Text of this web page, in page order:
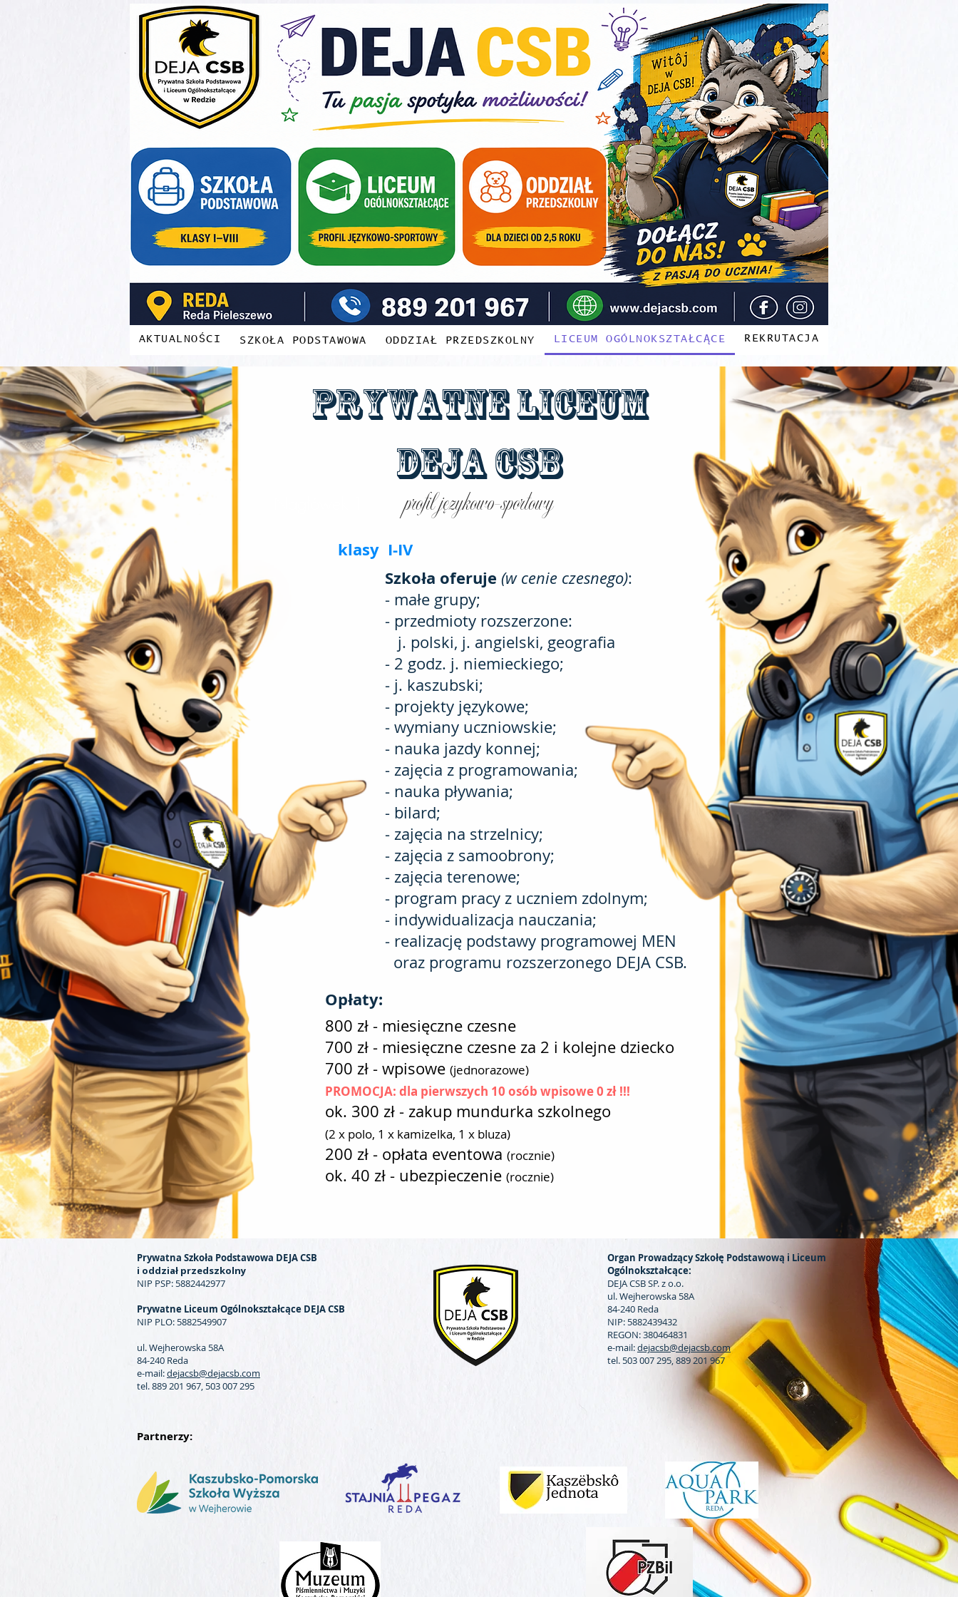
AKTUALNOŚCI SZKOŁA PODSTAWOWA ODDZIAŁ PRZEDSZKOLNY LICEUM OGÓLNOKSZTAŁCĄCE REKRUTACJA
Prywatne Liceum
DEJA CSB
profil językowo-sportowy
klasy I-IV
Szkoła oferuje (w cenie czesnego):
- małe grupy;
- przedmioty rozszerzone:
j. polski, j. angielski, geografia
- 2 godz. j. niemieckiego;
- j. kaszubski;
- projekty językowe;
- wymiany uczniowskie;
- nauka jazdy konnej;
- zajęcia z programowania;
- nauka pływania;
- bilard;
- zajęcia na strzelnicy;
- zajęcia z samoobrony;
- zajęcia terenowe;
- program pracy z uczniem zdolnym;
- indywidualizacja nauczania;
- realizację podstawy programowej MEN
oraz programu rozszerzonego DEJA CSB.
Opłaty:
800 zł - miesięczne czesne
700 zł - miesięczne czesne za 2 i kolejne dziecko
700 zł - wpisowe (jednorazowe)
PROMOCJA: dla pierwszych 10 osób wpisowe 0 zł !!!
ok. 300 zł - zakup mundurka szkolnego
(2 x polo, 1 x kamizelka, 1 x bluza)
200 zł - opłata eventowa (rocznie)
ok. 40 zł - ubezpieczenie (rocznie)
Prywatna Szkoła Podstawowa DEJA CSB
i oddział przedszkolny
NIP PSP: 5882442977
Prywatne Liceum Ogólnokształcące DEJA CSB
NIP PLO: 5882549907
ul. Wejherowska 58A
84-240 Reda
e-mail:dejacsb@dejacsb.com
tel. 889 201 967, 503 007 295
Organ Prowadzący Szkołę Podstawową i Liceum
Ogólnokształcące:
DEJA CSB SP. z o.o.
ul. Wejherowska 58A
84-240 Reda
NIP: 5882439432
REGON: 380464831
e-mail:dejacsb@dejacsb.com
tel. 503 007 295, 889 201 967
Partnerzy: